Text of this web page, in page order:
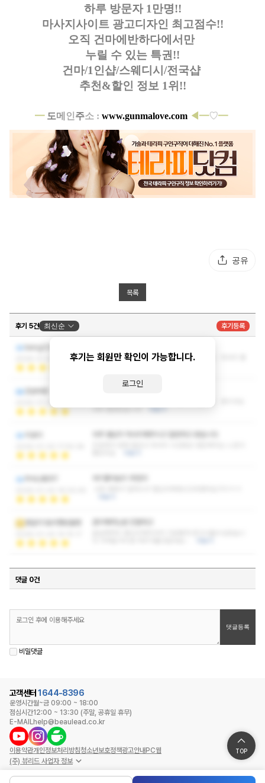
하루 방문자 1만명!!
마사지사이트 광고디자인 최고점수!!
오직 건마에반하다에서만
누릴 수 있는 특권!!
건마/1인샵/스웨디시/전국샵
추천&할인 정보 1위!!
━ 도메 인 주소 : www.gunmalove.com ◀━♡━
공유
목록
후기 5건 최신순 후기등록
후기는 회원만 확인이 가능합니다.
로그인
2026-01-23 22:12:17
응대와 시설 모두 훌륭해 다시 이용하고 싶어요 마사지 좋
2026-01-21 00:25:03
너무 괜찮았습니다
더보기
댓글 0건
비밀댓글
고객센터 1644-8396
운영시간월~금 09:00 ~ 18:00
점심시간12:00 ~ 13:30 (주말, 공휴일 휴무)
E-MAILhelp@beaulead.co.kr
이용약관개인정보처리방침청소년보호정책광고안내 PC웹
(주) 뷰리드 사업자 정보
TOP